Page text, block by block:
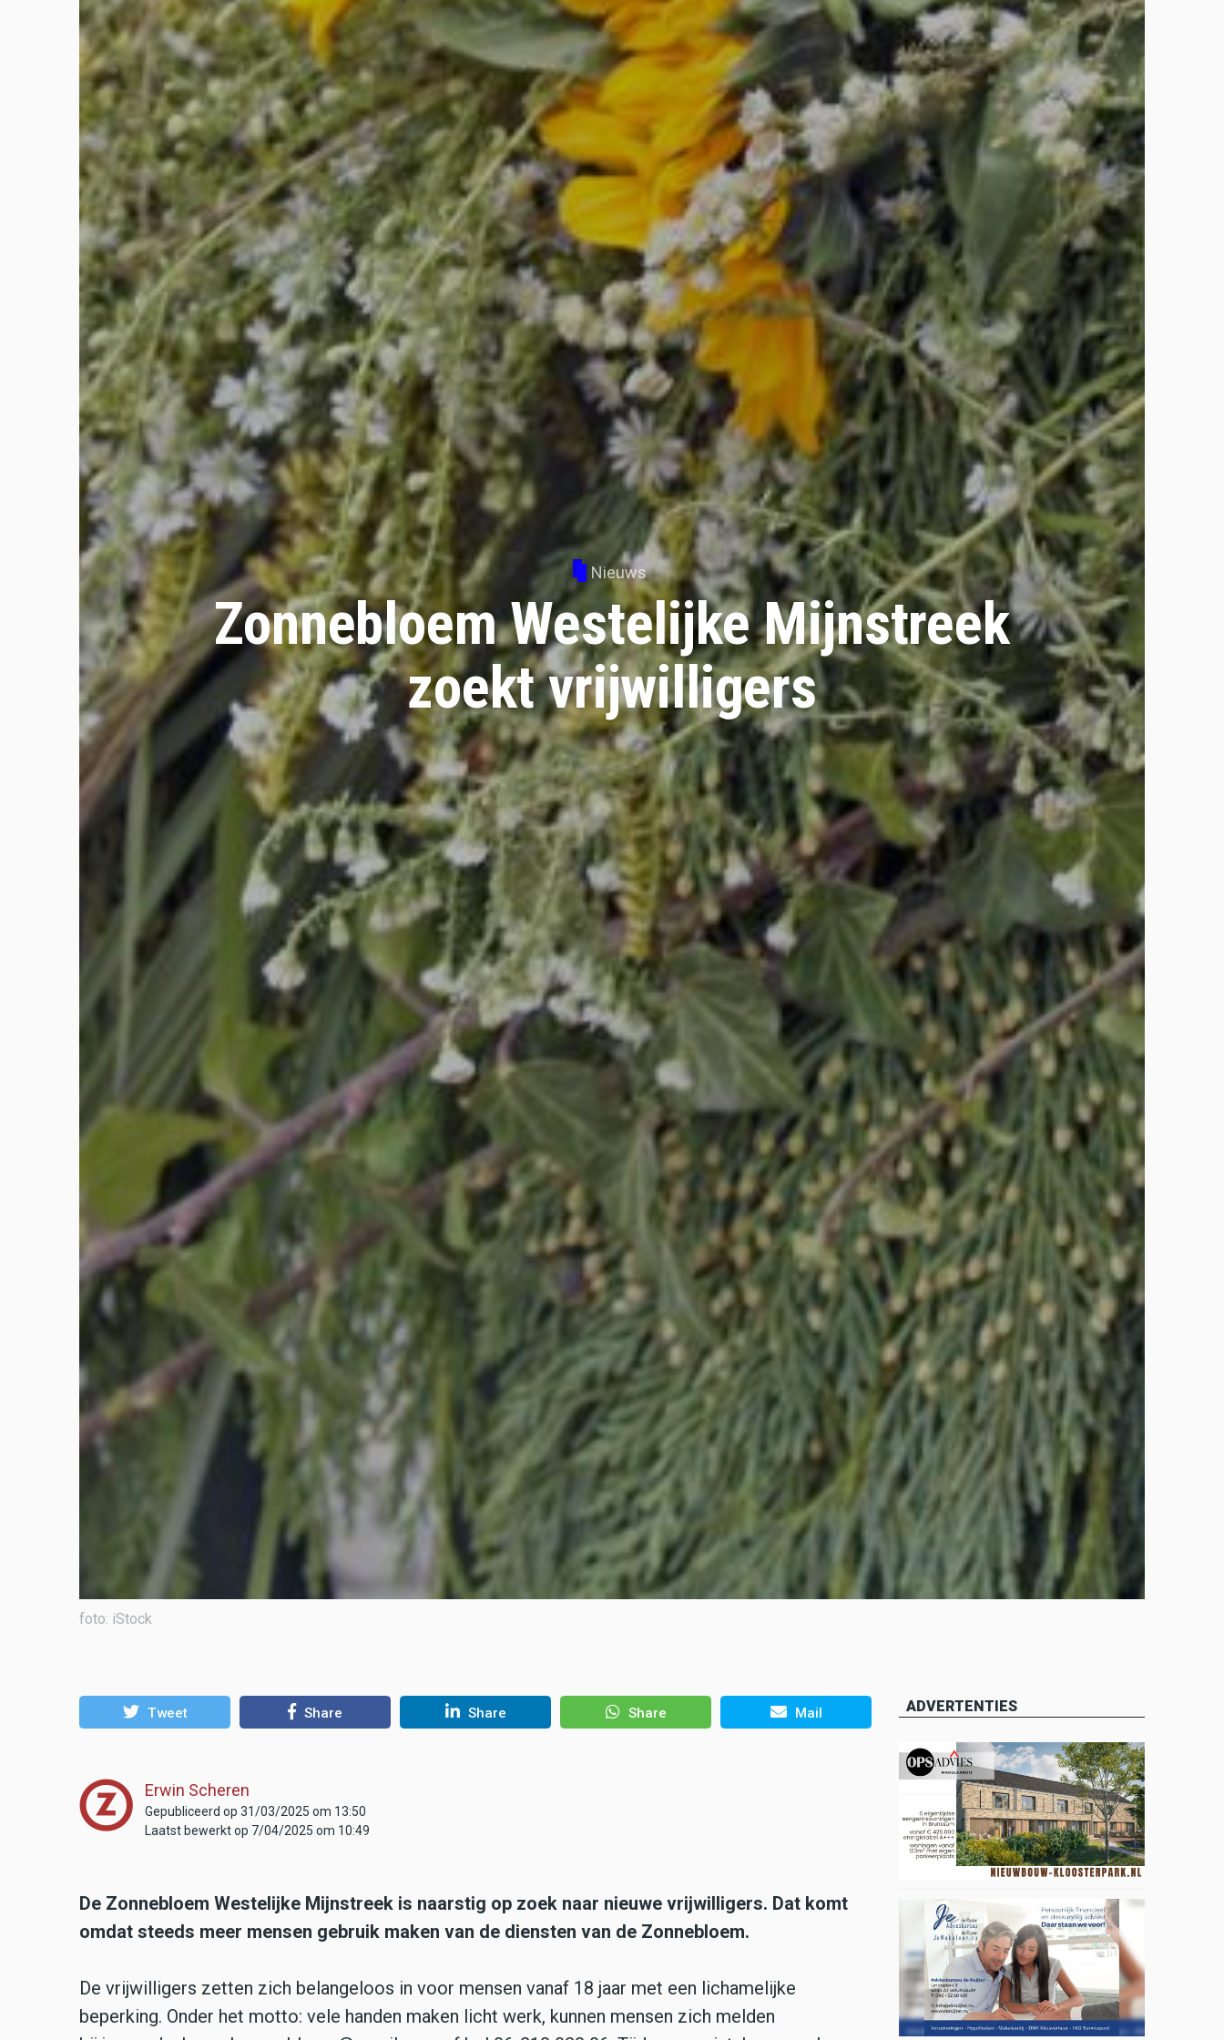
Nieuws
Zonnebloem Westelijke Mijnstreek
zoekt vrijwilligers
foto: iStock
Tweet Share Share Share Mail
Erwin Scheren
Gepubliceerd op 31/03/2025 om 13:50
Laatst bewerkt op 7/04/2025 om 10:49
De Zonnebloem Westelijke Mijnstreek is naarstig op zoek naar nieuwe vrijwilligers. Dat komt
omdat steeds meer mensen gebruik maken van de diensten van de Zonnebloem.
De vrijwilligers zetten zich belangeloos in voor mensen vanaf 18 jaar met een lichamelijke
beperking. Onder het motto: vele handen maken licht werk, kunnen mensen zich melden
ADVERTENTIES